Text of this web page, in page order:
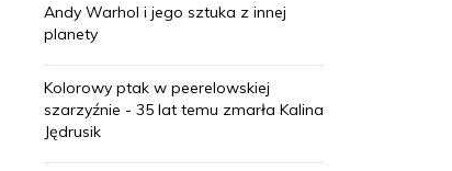
Andy Warhol i jego sztuka z innej
planety
Kolorowy ptak w peerelowskiej
szarzyźnie - 35 lat temu zmarła Kalina
Jędrusik